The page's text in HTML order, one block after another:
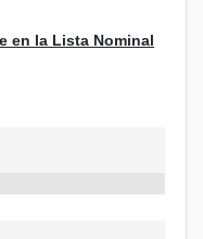
en la Lista Nominal